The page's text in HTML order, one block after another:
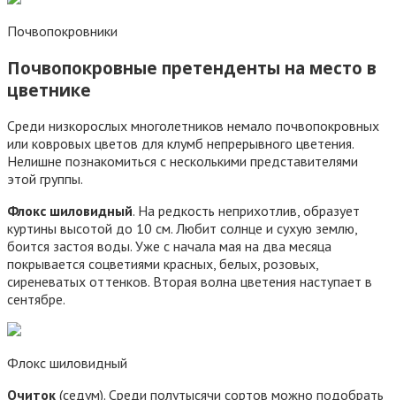
Почвопокровники
Почвопокровные претенденты на место в
цветнике
Среди низкорослых многолетников немало почвопокровных
или ковровых цветов для клумб непрерывного цветения.
Нелишне познакомиться с несколькими представителями
этой группы.
Флокс шиловидный. На редкость неприхотлив, образует
куртины высотой до 10 см. Любит солнце и сухую землю,
боится застоя воды. Уже с начала мая на два месяца
покрывается соцветиями красных, белых, розовых,
сиреневатых оттенков. Вторая волна цветения наступает в
сентябре.
Флокс шиловидный
Очиток (седум). Среди полутысячи сортов можно подобрать